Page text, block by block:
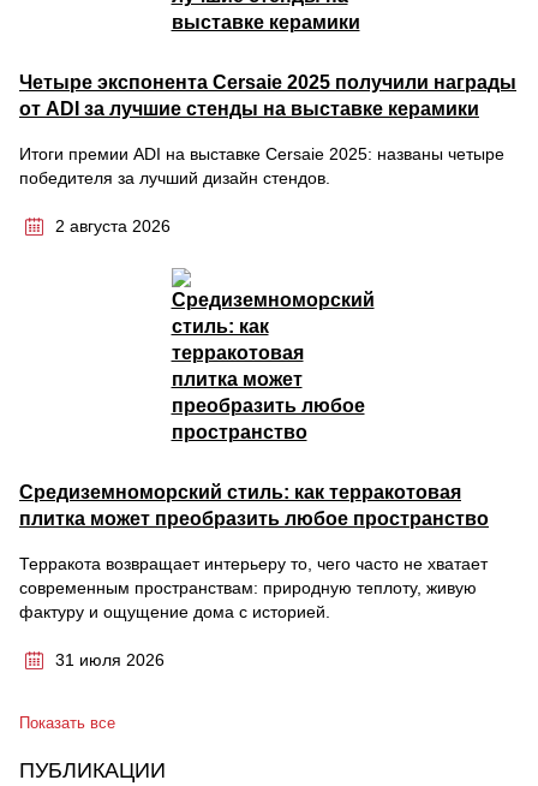
Четыре экспонента Cersaie 2025 получили награды
от ADI за лучшие стенды на выставке керамики
Итоги премии ADI на выставке Cersaie 2025: названы четыре
победителя за лучший дизайн стендов.
2 августа 2026
Средиземноморский стиль: как терракотовая
плитка может преобразить любое пространство
Терракота возвращает интерьеру то, чего часто не хватает
современным пространствам: природную теплоту, живую
фактуру и ощущение дома с историей.
31 июля 2026
Показать все
ПУБЛИКАЦИИ